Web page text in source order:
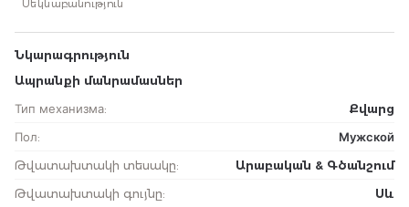
Մեկնաբանություն
Նկարագրություն
Ապրանքի մանրամասներ
Тип механизма:
Քվարց
Пол:
Мужской
Թվատախտակի տեսակը:
Արաբական & Գծանշում
Թվատախտակի գույնը:
Սև